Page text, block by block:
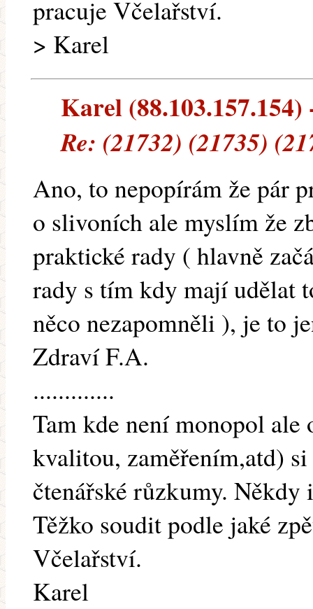
pracuje Včelařství.
> Karel
Karel (88.103.157.154)
Re: (21732) (21735)
Ano, to nepopírám že pár
o slivoních ale myslím že
praktické rady ( hlavně
rady s tím kdy mají udělat
něco nezapomněli ), je to
Zdraví F.A.
.............
Tam kde není monopol
kvalitou, zaměřením,atd)
čtenářské růzkumy.
Těžko soudit podle jaké
Včelařství.
Karel